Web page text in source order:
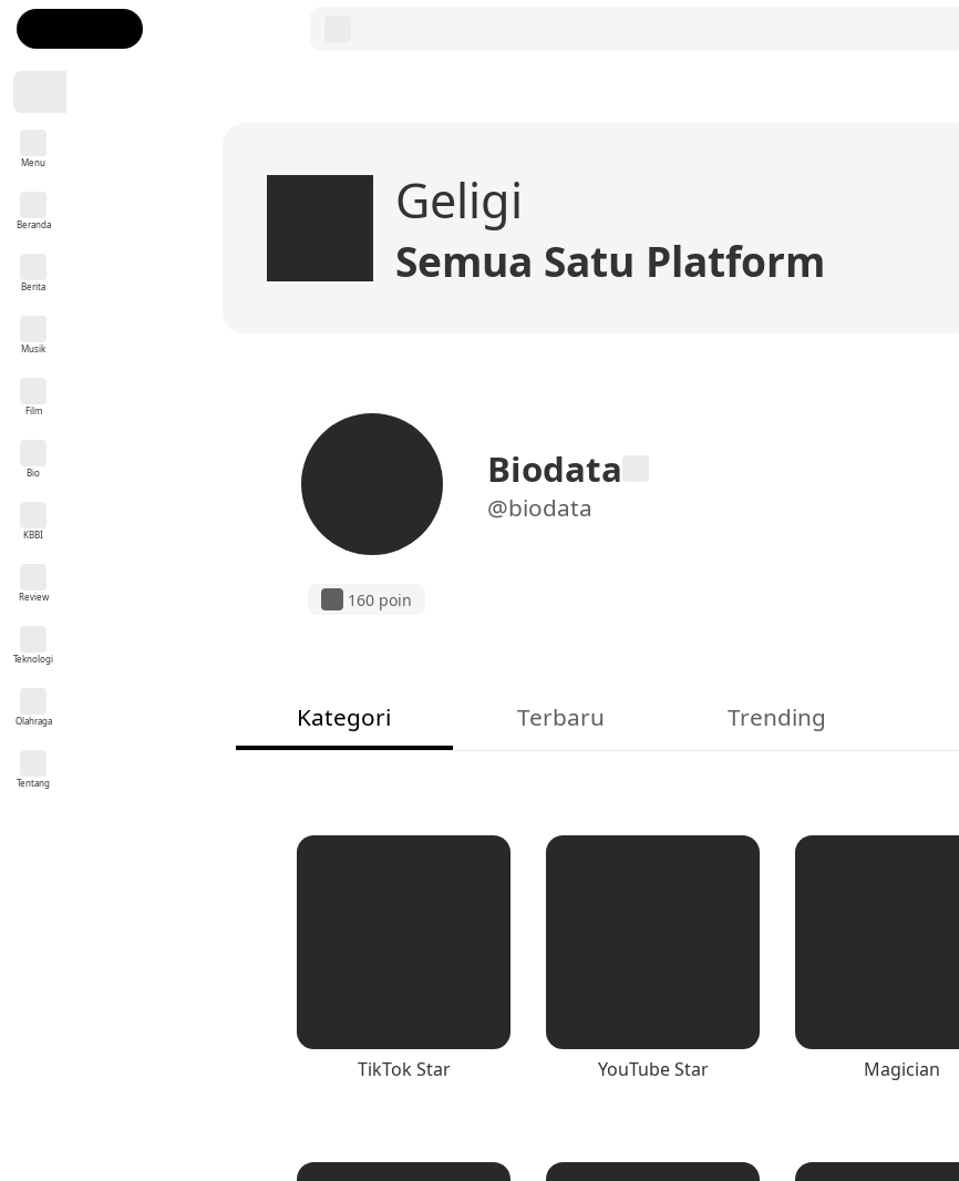
Menu
Beranda
Berita
Musik
Film
Bio
KBBI
Review
Teknologi
Olahraga
Tentang
Geligi
Semua Satu Platform
Biodata
@biodata
160 poin
Kategori Terbaru Trending
TikTok Star YouTube Star Magician